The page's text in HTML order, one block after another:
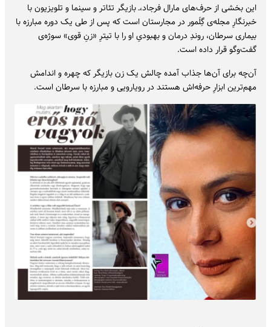
‌این بخشی از حرف‌های مارال فرجاد،ـ بازیگر تئاتر و سینما و تلویزیون با
خبرنگارِ مجله‌ی گِلَمور در مجارستان است که پس از طی یک دوره مبارزه با
بیماری سرطان، روندِ درمان و بهبودیِ او را با تیترِ «زنِ قوی» سوژه‌ی
گفت‌وگو قرار داده است.
آن‌چه برای آن‌ها جذاب آمده چالش یک زن بازیگر که چهره و اندامش
مهم‌ترین ابزارِ حرفه‌اش هستند در رویارویی و مبارزه با سرطان است.